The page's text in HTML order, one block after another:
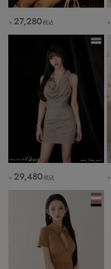
￥ 27,280税込 ￥
￥ 29,480税込 ￥